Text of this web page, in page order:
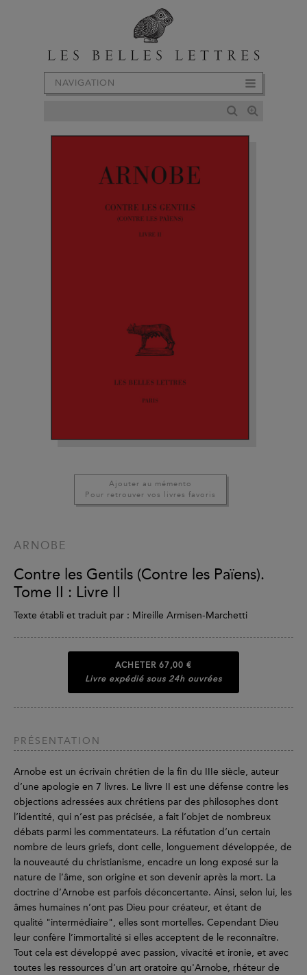
NAVIGATION
Ajouter au mémento
Pour retrouver vos livres favoris
ARNOBE
Contre les Gentils (Contre les Païens).
Tome II : Livre II
Texte établi et traduit par : Mireille Armisen-Marchetti
ACHETER 67,00 €
Livre expédié sous 24h ouvrées
PRÉSENTATION
Arnobe est un écrivain chrétien de la fin du IIIe siècle, auteur
d’une apologie en 7 livres. Le livre II est une défense contre les
objections adressées aux chrétiens par des philosophes dont
l’identité, qui n’est pas précisée, a fait l’objet de nombreux
débats parmi les commentateurs. La réfutation d’un certain
nombre de leurs griefs, dont celle, longuement développée, de
la nouveauté du christianisme, encadre un long exposé sur la
nature de l’âme, son origine et son devenir après la mort. La
doctrine d’Arnobe est parfois déconcertante. Ainsi, selon lui, les
âmes humaines n’ont pas Dieu pour créateur, et étant de
qualité "intermédiaire", elles sont mortelles. Cependant Dieu
leur confère l’immortalité si elles acceptent de le reconnaître.
Tout cela est développé avec passion, vivacité et ironie, et avec
toutes les ressources d’un art oratoire qu'Arnobe, rhéteur de